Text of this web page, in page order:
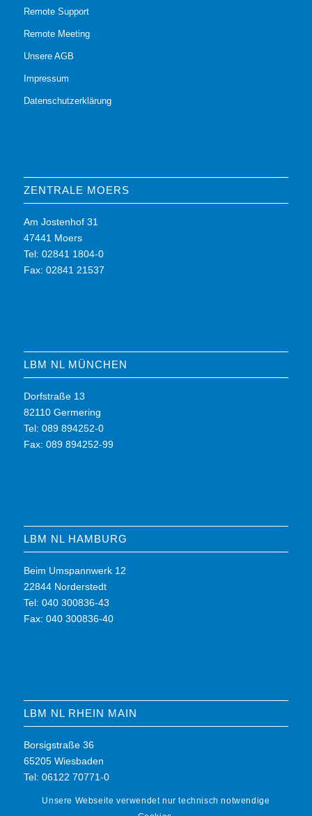
Remote Support
Remote Meeting
Unsere AGB
Impressum
Datenschutzerklärung
ZENTRALE MOERS
Am Jostenhof 31
47441 Moers
Tel: 02841 1804-0
Fax: 02841 21537
LBM NL MÜNCHEN
Dorfstraße 13
82110 Germering
Tel: 089 894252-0
Fax: 089 894252-99
LBM NL HAMBURG
Beim Umspannwerk 12
22844 Norderstedt
Tel: 040 300836-43
Fax: 040 300836-40
LBM NL RHEIN MAIN
Borsigstraße 36
65205 Wiesbaden
Tel: 06122 70771-0
Unsere Webseite verwendet nur technisch notwendige